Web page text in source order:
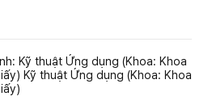
Kỹ thuật Ứng dụng (Khoa: Khoa
Kỹ thuật Ứng dụng (Khoa: Khoa